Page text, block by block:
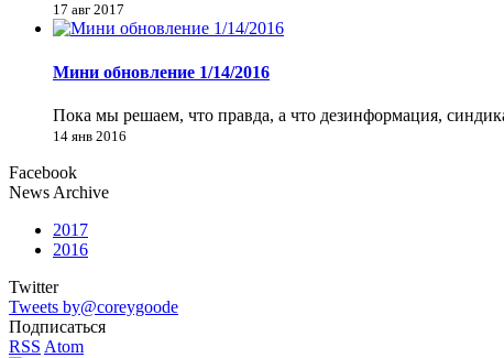
17 авг 2017
Мини обновление 1/14/2016
Пока мы решаем, что правда, а что дезинформация,
14 янв 2016
Facebook
News Archive
2017
2016
Twitter
Tweets by@coreygoode
Подписаться
RSS Atom